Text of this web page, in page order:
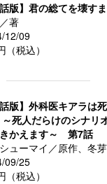
話版】君の総てを壊
著
12/09
（税込）
話版】外科医キアラは
死人だらけのシナリ
かえます～ 第7話
ューマイ／原作、冬
09/25
（税込）